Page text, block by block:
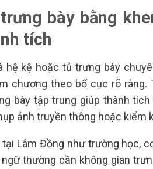
bày bằng
tích
hệ kệ hoặc tủ trưng bày
chương theo bố cục rõ
bày tập trung giúp thành
ảnh truyền thông hoặc kiểm
Lâm Đồng như trường học,
thường cần không gian